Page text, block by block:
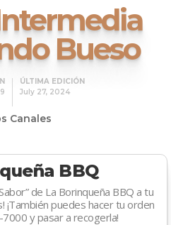
Bueso
ÚLTIMA EDICIÓN
July 27, 2024
Canales
BBQ
de La Borinqueña BBQ a tu
¡También puedes hacer tu orden
y pasar a recogerla!